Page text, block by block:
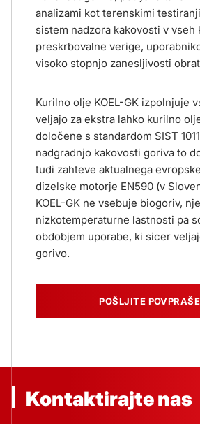
analizami kot terenskimi
sistem nadzora kakovosti v
preskrbovalne verige,
visoko stopnjo zanesljivosti
Kurilno olje KOEL-GK izpolnjuje
veljajo za ekstra lahko kurilno
določene s standardom SIST
nadgradnjo kakovosti goriva to
tudi zahteve aktualnega
dizelske motorje EN590 (v
KOEL-GK ne vsebuje biogoriv,
nizkotemperaturne lastnosti pa
obdobjem uporabe, ki sicer
gorivo.
POŠLJITE
Kontaktirajte nas